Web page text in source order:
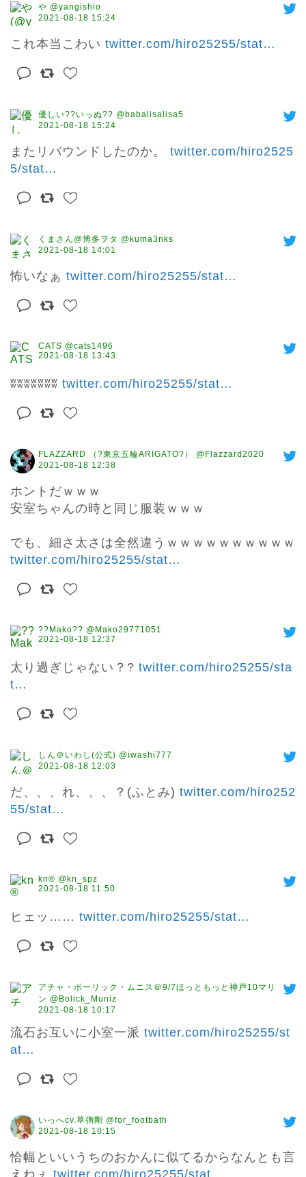
や @yangishio
2021-08-18 15:24
これ本当こわい twitter.com/hiro25255/stat…
優しい??いっぬ?? @babalisalisa5
2021-08-18 15:24
またリバウンドしたのか。 twitter.com/hiro2525
5/stat…
くまさん@博多ヲタ @kuma3nks
2021-08-18 14:01
怖いなぁ twitter.com/hiro25255/stat…
CATS @cats1496
2021-08-18 13:43
ʬʬʬʬʬʬʬ twitter.com/hiro25255/stat…
FLAZZARD （?東京五輪ARIGATO?） @Flazzard2020
2021-08-18 12:38
ホントだｗｗｗ
安室ちゃんの時と同じ服装ｗｗｗ
twitter.com/hiro25255/stat…
??Mako?? @Mako29771051
2021-08-18 12:37
太り過ぎじゃない？? twitter.com/hiro25255/sta
t…
しん＠いわし(公式) @iwashi777
2021-08-18 12:03
だ、、、れ、、、？(ふとみ) twitter.com/hiro252
55/stat…
kn® @kn_spz
2021-08-18 11:50
ヒェッ…… twitter.com/hiro25255/stat…
アチャ・ボーリック・ムニス＠9/7ほっともっと神戸10マリ
ン @Bolick_Muniz
2021-08-18 10:17
流石お互いに小室一派 twitter.com/hiro25255/st
at…
いっへcv.草彅剛 @for_footbath
2021-08-18 10:15
恰幅といいうちのおかんに似てるからなんとも言